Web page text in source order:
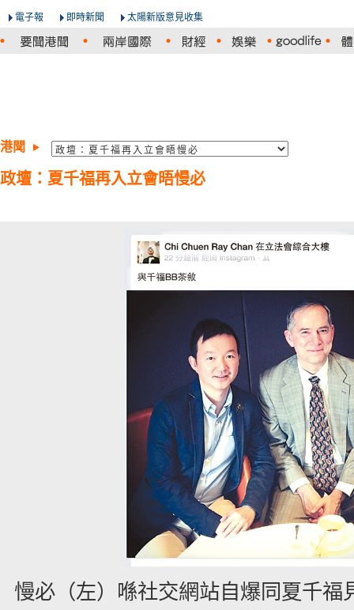
電子報 即時新聞 太陽新版意見收集
港聞
政壇：夏千福再入立會晤慢必
慢必（左）喺社交網站自爆同夏千福